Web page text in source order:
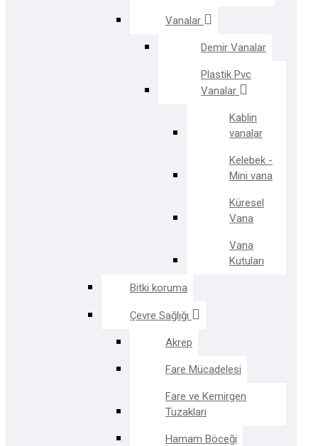
Vanalar
Demir Vanalar
Plastik Pvc
Vanalar
Kablin
vanalar
Kelebek -
Mini vana
Küresel
Vana
Vana
Kutuları
Bitki koruma
Çevre Sağlığı
Akrep
Fare Mücadelesi
Fare ve Kemirgen
Tuzakları
Hamam Böceği